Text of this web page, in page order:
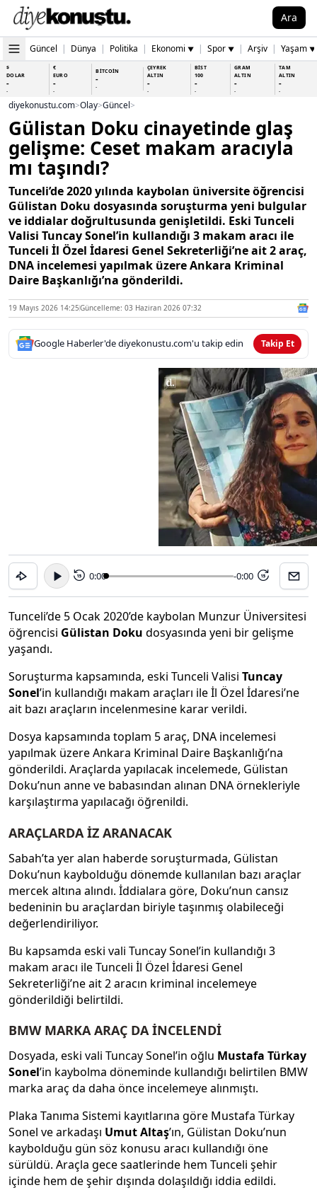
Ara
Güncel | Dünya | Politika | Ekonomi ▼ | Spor ▼ | Arşiv | Yaşam ▼
$
DOLAR
-
-
€
EURO
-
-
BİTCOİN
-
-
ÇEYREK
ALTIN
-
-
BİST
100
-
-
GRAM
ALTIN
-
-
TAM
ALTIN
-
-
diyekonustu.com>Olay>Güncel>
Gülistan Doku cinayetinde glaş
gelişme: Ceset makam aracıyla
mı taşındı?
Tunceli’de 2020 yılında kaybolan üniversite öğrencisi
Gülistan Doku dosyasında soruşturma yeni bulgular
ve iddialar doğrultusunda genişletildi. Eski Tunceli
Valisi Tuncay Sonel’in kullandığı 3 makam aracı ile
Tunceli İl Özel İdaresi Genel Sekreterliği’ne ait 2 araç,
DNA incelemesi yapılmak üzere Ankara Kriminal
Daire Başkanlığı’na gönderildi.
19 Mayıs 2026 14:25Güncelleme: 03 Haziran 2026 07:32
Google Haberler'de diyekonustu.com'u takip edin Takip Et
15 0:00 -0:00 15
Tunceli’de 5 Ocak 2020’de kaybolan Munzur Üniversitesi
öğrencisi Gülistan Doku dosyasında yeni bir gelişme
yaşandı.
Soruşturma kapsamında, eski Tunceli Valisi Tuncay
Sonel’in kullandığı makam araçları ile İl Özel İdaresi’ne
ait bazı araçların incelenmesine karar verildi.
Dosya kapsamında toplam 5 araç, DNA incelemesi
yapılmak üzere Ankara Kriminal Daire Başkanlığı’na
gönderildi. Araçlarda yapılacak incelemede, Gülistan
Doku’nun anne ve babasından alınan DNA örnekleriyle
karşılaştırma yapılacağı öğrenildi.
ARAÇLARDA İZ ARANACAK
Sabah’ta yer alan haberde soruşturmada, Gülistan
Doku’nun kaybolduğu dönemde kullanılan bazı araçlar
mercek altına alındı. İddialara göre, Doku’nun cansız
bedeninin bu araçlardan biriyle taşınmış olabileceği
değerlendiriliyor.
Bu kapsamda eski vali Tuncay Sonel’in kullandığı 3
makam aracı ile Tunceli İl Özel İdaresi Genel
Sekreterliği’ne ait 2 aracın kriminal incelemeye
gönderildiği belirtildi.
BMW MARKA ARAÇ DA İNCELENDİ
Dosyada, eski vali Tuncay Sonel’in oğlu Mustafa Türkay
Sonel’in kaybolma döneminde kullandığı belirtilen BMW
marka araç da daha önce incelemeye alınmıştı.
Plaka Tanıma Sistemi kayıtlarına göre Mustafa Türkay
Sonel ve arkadaşı Umut Altaş’ın, Gülistan Doku’nun
kaybolduğu gün söz konusu aracı kullandığı öne
sürüldü. Araçla gece saatlerinde hem Tunceli şehir
içinde hem de şehir dışında dolaşıldığı iddia edildi.